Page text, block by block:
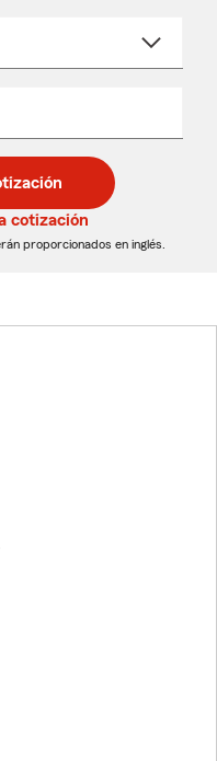
cotización
proporcionados en inglés.